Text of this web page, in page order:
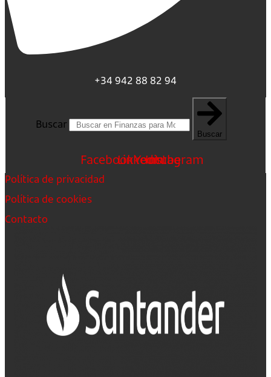
+34 942 88 82 94
Buscar
Buscar
FacebookLinkedin
Youtube
Instagram
Política de privacidad
Política de cookies
Contacto